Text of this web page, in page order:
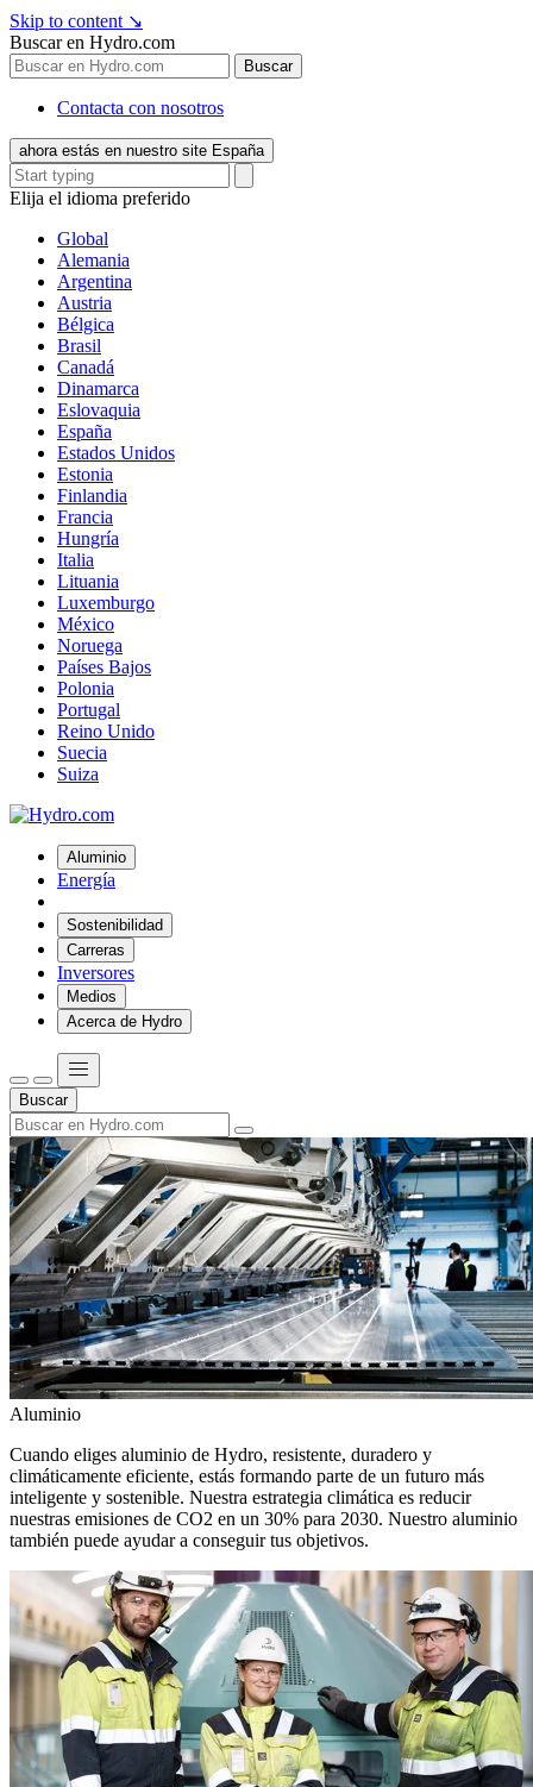
Skip to content ↘
Buscar en Hydro.com
Buscar
Contacta con nosotros
ahora estás en nuestro site España
Elija el idioma preferido
Global
Alemania
Argentina
Austria
Bélgica
Brasil
Canadá
Dinamarca
Eslovaquia
España
Estados Unidos
Estonia
Finlandia
Francia
Hungría
Italia
Lituania
Luxemburgo
México
Noruega
Países Bajos
Polonia
Portugal
Reino Unido
Suecia
Suiza
Aluminio
Energía
Sostenibilidad
Carreras
Inversores
Medios
Acerca de Hydro
Buscar
Aluminio
Cuando eliges aluminio de Hydro, resistente, duradero y
climáticamente eficiente, estás formando parte de un futuro más
inteligente y sostenible. Nuestra estrategia climática es reducir
nuestras emisiones de CO2 en un 30% para 2030. Nuestro aluminio
también puede ayudar a conseguir tus objetivos.